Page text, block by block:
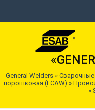
General Welders »
порошковая (FCAW) »
»